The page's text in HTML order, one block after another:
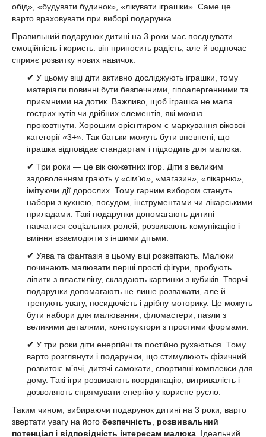
обід», «будувати будинок», «лікувати іграшки». Саме це
варто враховувати при виборі подарунка.
Правильний подарунок дитині на 3 роки має поєднувати
емоційність і користь: він приносить радість, але й водночас
сприяє розвитку нових навичок.
✔ У цьому віці діти активно досліджують іграшки, тому
матеріали повинні бути безпечними, гіпоалергенними та
приємними на дотик. Важливо, щоб іграшка не мала
гострих кутів чи дрібних елементів, які можна
проковтнути. Хорошим орієнтиром є маркування вікової
категорії «3+». Так батьки можуть бути впевнені, що
іграшка відповідає стандартам і підходить для малюка.
✔ Три роки — це вік сюжетних ігор. Діти з великим
задоволенням грають у «сім’ю», «магазин», «лікарню»,
імітуючи дії дорослих. Тому гарним вибором стануть
набори з кухнею, посудом, інструментами чи лікарськими
приладами. Такі подарунки допомагають дитині
навчатися соціальних ролей, розвивають комунікацію і
вміння взаємодіяти з іншими дітьми.
✔ Уява та фантазія в цьому віці розквітають. Малюки
починають малювати перші прості фігури, пробують
ліпити з пластиліну, складають картинки з кубиків. Творчі
подарунки допомагають не лише розважати, але й
тренують увагу, посидючість і дрібну моторику. Це можуть
бути набори для малювання, фломастери, пазли з
великими деталями, конструктори з простими формами.
✔ У три роки діти енергійні та постійно рухаються. Тому
варто розглянути і подарунки, що стимулюють фізичний
розвиток: м’ячі, дитячі самокати, спортивні комплекси для
дому. Такі ігри розвивають координацію, витривалість і
дозволяють спрямувати енергію у корисне русло.
Таким чином, вибираючи подарунок дитині на 3 роки, варто
звертати увагу на його безпечність
розвивальний
потенціал і відповідність інтересам малюка . Ідеальний